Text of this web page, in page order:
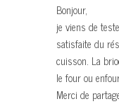
Bonjour,
je viens de
satisfaite du
cuisson. La
le four ou
Merci de